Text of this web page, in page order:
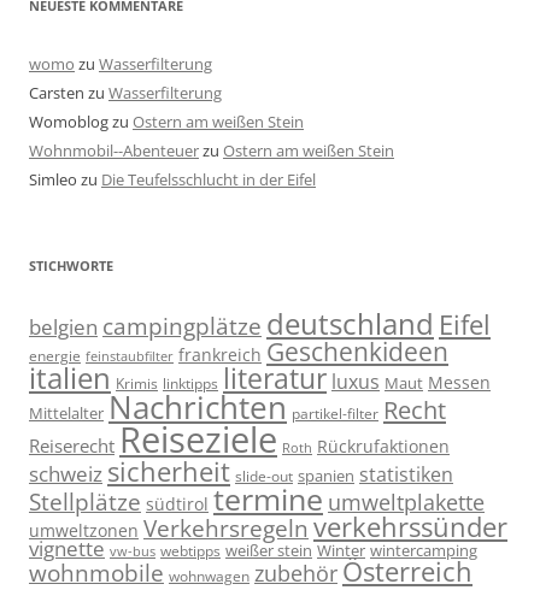
NEUESTE KOMMENTARE
womo zu Wasserfilterung
Carsten zu Wasserfilterung
Womoblogzu Ostern am weißen Stein
Wohnmobil--Abenteuerzu Ostern am weißen Stein
Simleo zu Die Teufelsschlucht in der Eifel
STICHWORTE
belgien campingplätze deutschland Eifel
energie feinstaubfilter frankreich Geschenkideen
italien Krimis linktipps literatur luxus Maut Messen
Mittelalter Nachrichten partikel-filter Recht
Reiserecht Reiseziele Roth Rückrufaktionen
schweiz sicherheit slide-out spanien statistiken
Stellplätze südtirol termine umweltplakette
umweltzonen Verkehrsregeln verkehrssünder
vignette vw-bus webtipps weißer stein Winter wintercamping
wohnmobile wohnwagen zubehör Österreich